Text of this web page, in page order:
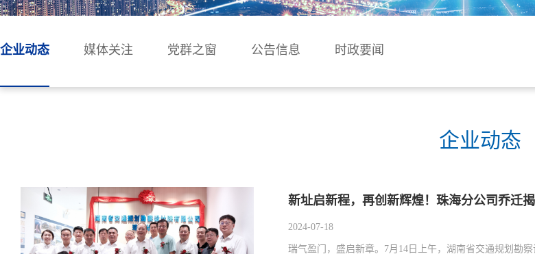
企业动态 媒体关注 党群之窗 公告信息 时政要闻
企业动态
新址启新程，再创新辉煌！珠海分公司乔迁
2024-07-18
瑞气盈门，盛启新章。7月14日上午，湖南省交通规划勘